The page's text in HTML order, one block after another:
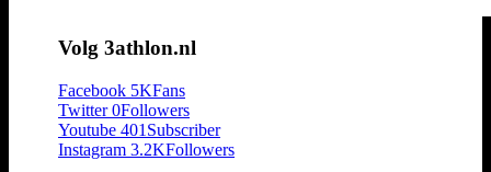
Volg 3athlon.nl
Facebook 5KFans
Twitter 0Followers
Youtube 401 Subscriber
Instagram 3.2KFollowers